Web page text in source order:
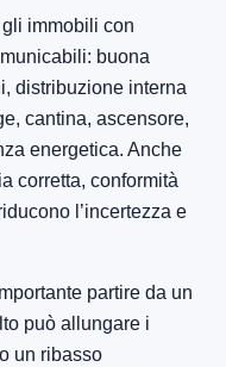
gli immobili con
buona
distribuzione interna
cantina, ascensore,
energetica. Anche
corretta, conformità
l’incertezza e
partire da un
può allungare i
un ribasso